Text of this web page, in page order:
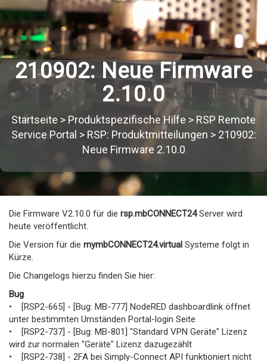
210902: Neue Firmware
2.10.0
Startseite > Produktspezifische Hilfe > RSP Remote
Service Portal > RSP: Produktmitteilungen > 210902:
Neue Firmware 2.10.0
Die Firmware V2.10.0 für die rsp.mbCONNECT24Server wird
heute veröffentlicht.
Die Version für die mymbCONNECT24.virtual Systeme folgt in
Kürze.
Die Changelogs hierzu finden Sie hier:
Bug
• [RSP2-665] - [Bug: MB-777] NodeRED dashboardlink öffnet
unter bestimmten Umständen Portal-login Seite
• [RSP2-737] - [Bug: MB-801] "Standard VPN Geräte" Lizenz
wird zur normalen "Geräte" Lizenz dazugezählt
• [RSP2-738] - 2FA bei Simply-Connect API funktioniert nicht